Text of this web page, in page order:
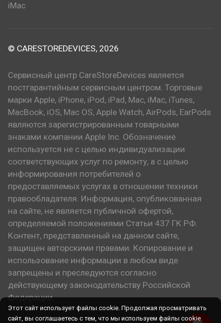
iMac
© CARESTOREDEVICES, 2026
Сервисный центр CareStoreDevices является
постгарантийным сервисным центром. Торговые
марки Apple, iPhone, iPod, iPad, Mac, iMac, iTunes,
MacBook, iOS, Mac OS, Apple Watch, AirPods, EarPods
являются зарегистрированным товарными
знаками компании Apple Inc. Обозначение
используется не с целью индивидуализации
соответствующих услуг по ремонту, а с целью
информирования потребителей о
предоставляемых услугах в отношении техники
правообладателя. Информация, опубликованная
на сайте, не является публичной офертой,
определяемой положениями Статьи 437 ГК РФ.
Контент, представленный на данном сайте,
защищен авторскими правами. Копирование и
использование информации в любом виде
запрещены и преследуются согласно
действующему законодательству Российской
Федерации.
Этот сайт использует файлы cookie. Продолжая просматривать
сайт, вы соглашаетесь с тем, что мы используем файлы cookie.